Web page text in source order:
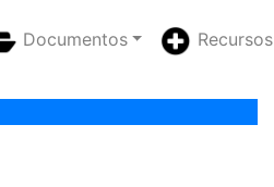
Documentos Recursos